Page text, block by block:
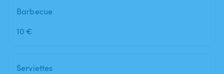
Barbecue
10 €
Serviettes